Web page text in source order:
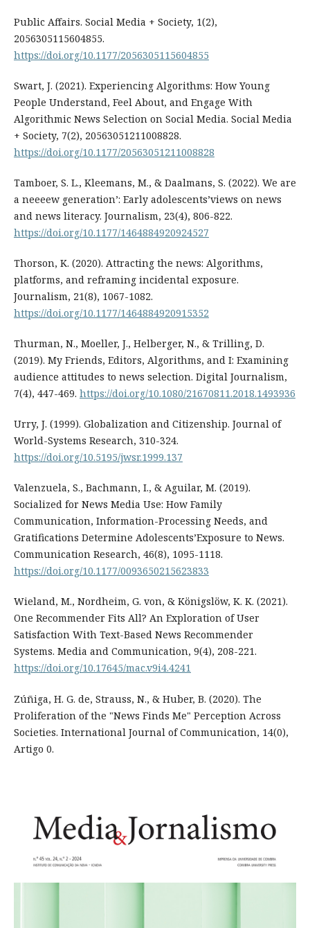
Public Affairs. Social Media + Society, 1(2),
2056305115604855.
https://doi.org/10.1177/2056305115604855
Swart, J. (2021). Experiencing Algorithms: How Young
People Understand, Feel About, and Engage With
Algorithmic News Selection on Social Media. Social Media
+ Society, 7(2), 20563051211008828.
https://doi.org/10.1177/20563051211008828
Tamboer, S. L., Kleemans, M., & Daalmans, S. (2022). We are
a neeeew generation’: Early adolescents’views on news
and news literacy. Journalism, 23(4), 806-822.
https://doi.org/10.1177/1464884920924527
Thorson, K. (2020). Attracting the news: Algorithms,
platforms, and reframing incidental exposure.
Journalism, 21(8), 1067-1082.
https://doi.org/10.1177/1464884920915352
Thurman, N., Moeller, J., Helberger, N., & Trilling, D.
(2019). My Friends, Editors, Algorithms, and I: Examining
audience attitudes to news selection. Digital Journalism,
7(4), 447-469. https://doi.org/10.1080/21670811.2018.1493936
Urry, J. (1999). Globalization and Citizenship. Journal of
World-Systems Research, 310-324.
https://doi.org/10.5195/jwsr.1999.137
Valenzuela, S., Bachmann, I., & Aguilar, M. (2019).
Socialized for News Media Use: How Family
Communication, Information-Processing Needs, and
Gratifications Determine Adolescents’Exposure to News.
Communication Research, 46(8), 1095-1118.
https://doi.org/10.1177/0093650215623833
Wieland, M., Nordheim, G. von, & Königslöw, K. K. (2021).
One Recommender Fits All? An Exploration of User
Satisfaction With Text-Based News Recommender
Systems. Media and Communication, 9(4), 208-221.
https://doi.org/10.17645/mac.v9i4.4241
Zúñiga, H. G. de, Strauss, N., & Huber, B. (2020). The
Proliferation of the "News Finds Me" Perception Across
Societies. International Journal of Communication, 14(0),
Artigo 0.